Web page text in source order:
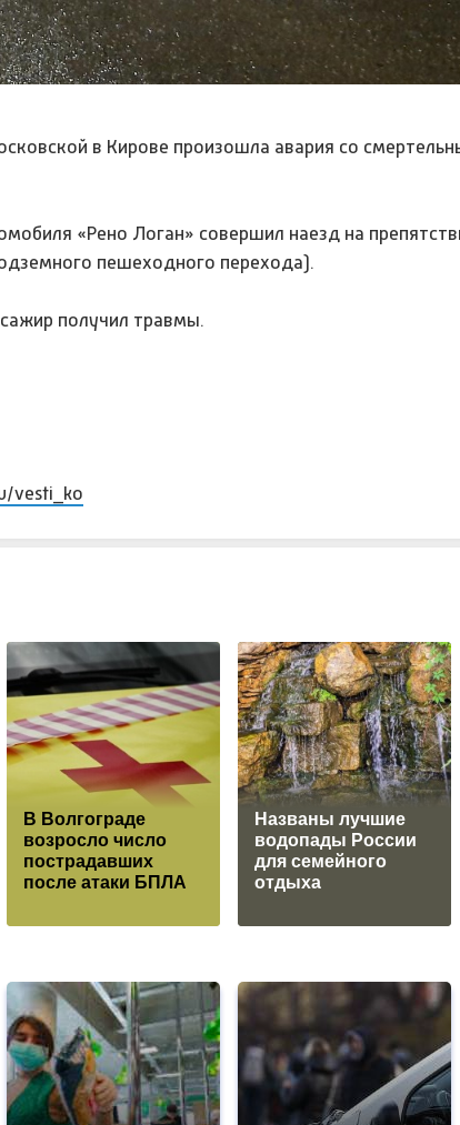
в Кирове произошла авария со
«Рено Логан» совершил наезд на
пешеходного перехода).
получил травмы.
vesti_ko
В Волгограде
возросло число
пострадавших
после атаки БПЛА
Названы лучшие
водопады России
для семейного
отдыха